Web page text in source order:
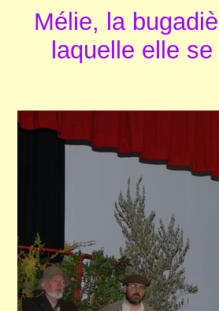
Mélie, la
laquelle elle